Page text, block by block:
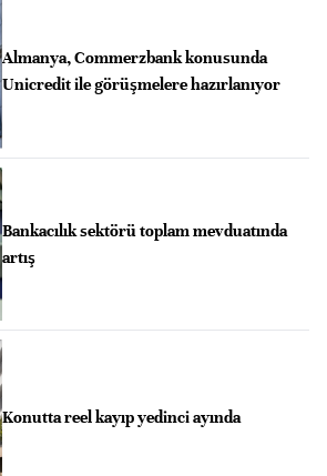
Almanya, Commerzbank konusunda
Unicredit ile görüşmelere hazırlanıyor
Bankacılık sektörü toplam mevduatında
artış
Konutta reel kayıp yedinci ayında